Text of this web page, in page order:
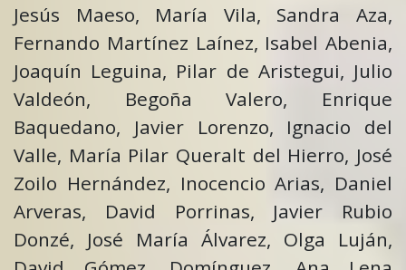
Jesús Maeso, María Vila, Sandra Aza,
Fernando Martínez Laínez, Isabel Abenia,
Joaquín Leguina, Pilar de Aristegui, Julio
Valdeón, Begoña Valero, Enrique
Baquedano, Javier Lorenzo, Ignacio del
Valle, María Pilar Queralt del Hierro, José
Zoilo Hernández, Inocencio Arias, Daniel
Arveras, David Porrinas, Javier Rubio
Donzé, José María Álvarez, Olga Luján,